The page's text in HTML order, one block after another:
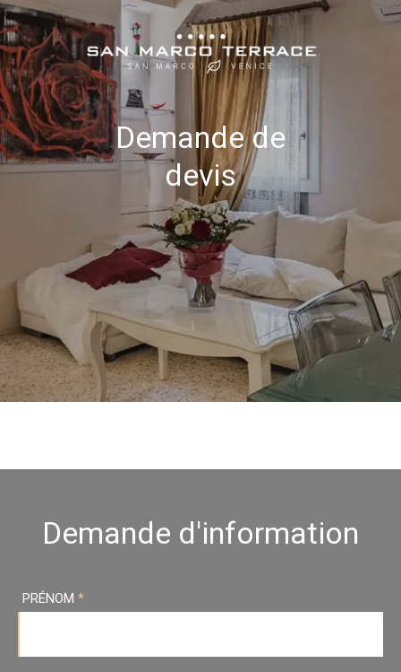
Demande de
devis
Demande d'information
PRÉNOM *